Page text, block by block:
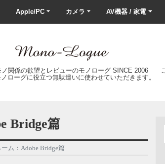
Apple/PC カメラ AV機器 / 家電
関係の欲望とレビューのモノローグ SINCE 2006
ローグに役立つ無駄遣いに使わせていただきます。
Bridge篇
ム：Adobe Bridge篇